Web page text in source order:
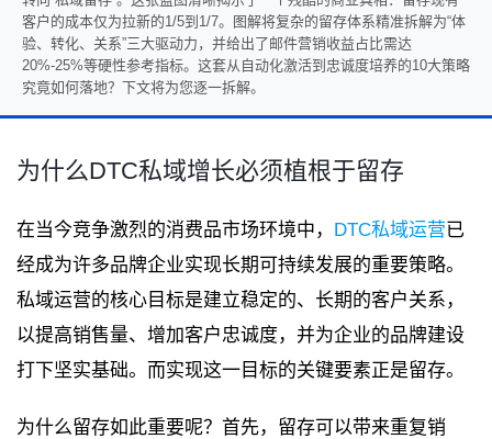
客户的成本仅为拉新的1/5到1/7。图解将复杂的留存体系精准拆解为“体
验、转化、关系”三大驱动力，并给出了邮件营销收益占比需达
20%-25%等硬性参考指标。这套从自动化激活到忠诚度培养的10大策略
究竟如何落地？下文将为您逐一拆解。
为什么DTC私域增长必须植根于留存
在当今竞争激烈的消费品市场环境中， DTC私域运营已
经成为许多品牌企业实现长期可持续发展的重要策略。
私域运营的核心目标是建立稳定的、长期的客户关系，
以提高销售量、增加客户忠诚度，并为企业的品牌建设
打下坚实基础。而实现这一目标的关键要素正是留存。
为什么留存如此重要呢？首先，留存可以带来重复销